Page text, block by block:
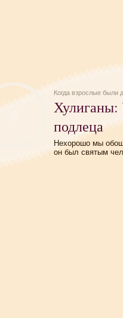
Когда взрослые были
Хулиганы:
подлеца
Нехорошо мы
он был святым